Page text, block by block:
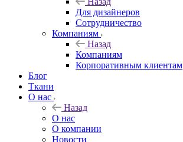
Для дизайнеров
Сотрудничество
Компаниям
Назад
Компаниям
Корпоративным клиентам
Блог
Ткани
О нас
Назад
О нас
О компании
Новости